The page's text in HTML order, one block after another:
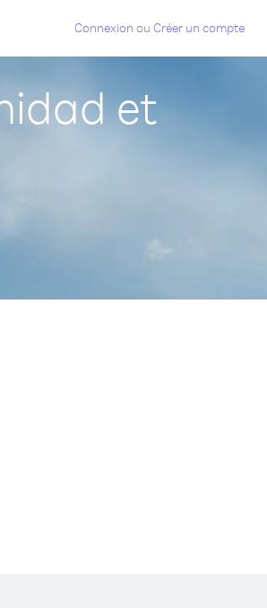
Connexion ou Créer un compte
et